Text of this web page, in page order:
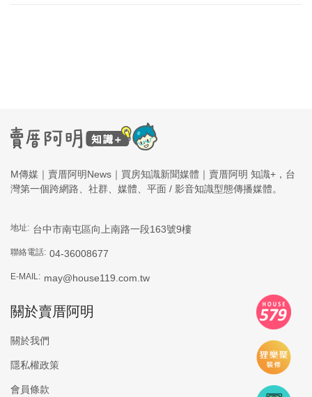
M傳媒｜賣厝阿明News｜買房知識新聞媒體｜賣厝阿明 知識+，台
灣第一個跨網路、社群、媒體、平面 / 影音知識型態傳播媒體。
地址: 台中市南屯區向上南路一段163號9樓
聯絡電話: 04-36008677
E-MAIL: may@house119.com.tw
關於賣厝阿明
關於我們
隱私權政策
會員條款